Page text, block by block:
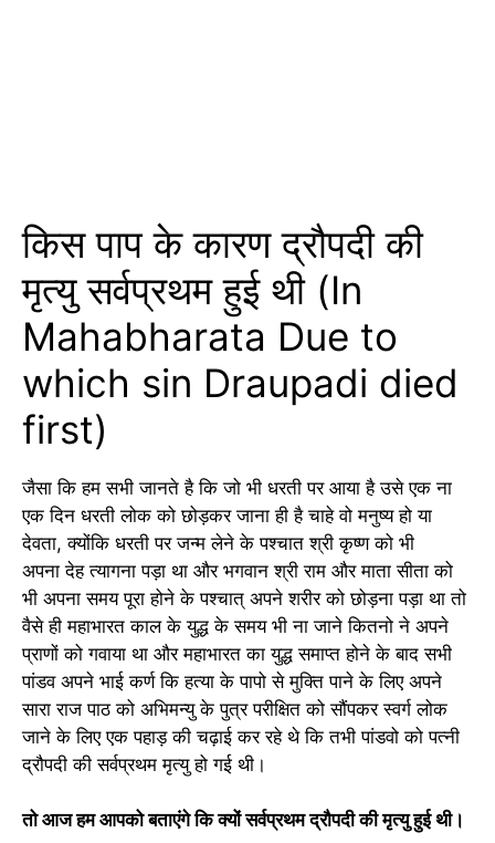
किस पाप के कारण द्रौपदी की
मृत्यु सर्वप्रथम हुई थी (In
Mahabharata Due to
which sin Draupadi died
first)
जैसा कि हम सभी जानते है कि जो भी धरती पर आया है उसे एक ना
एक दिन धरती लोक को छोड़कर जाना ही है चाहे वो मनुष्य हो या
देवता, क्योंकि धरती पर जन्म लेने के पश्चात श्री कृष्ण को भी
अपना देह त्यागना पड़ा था और भगवान श्री राम और माता सीता को
भी अपना समय पूरा होने के पश्चात् अपने शरीर को छोड़ना पड़ा था तो
वैसे ही महाभारत काल के युद्ध के समय भी ना जाने कितनो ने अपने
प्राणों को गवाया था और महाभारत का युद्ध समाप्त होने के बाद सभी
पांडव अपने भाई कर्ण कि हत्या के पापो से मुक्ति पाने के लिए अपने
सारा राज पाठ को अभिमन्यु के पुत्र परीक्षित को सौंपकर स्वर्ग लोक
जाने के लिए एक पहाड़ की चढ़ाई कर रहे थे कि तभी पांडवो को पत्नी
द्रौपदी की सर्वप्रथम मृत्यु हो गई थी।
तो आज हम आपको बताएंगे कि क्यों सर्वप्रथम द्रौपदी की मृत्यु हुई थी।